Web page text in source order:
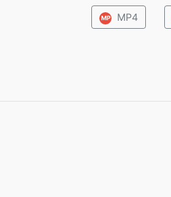
MP MP4